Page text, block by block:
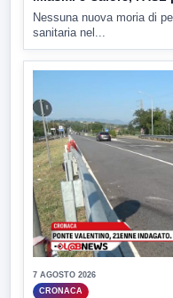
Nessuna nuova moria di
sanitaria nel...
7 AGOSTO 2026
CRONACA